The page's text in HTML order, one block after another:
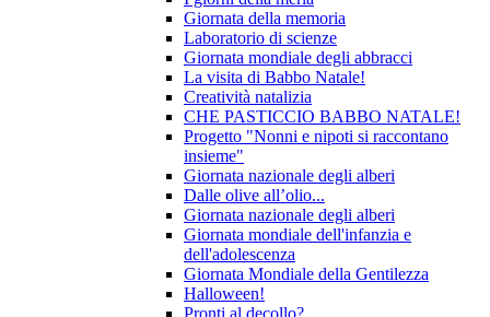
Giornata della memoria
Laboratorio di scienze
Giornata mondiale degli abbracci
La visita di Babbo Natale!
Creatività natalizia
CHE PASTICCIO BABBO NATALE!
Progetto "Nonni e nipoti si raccontano
insieme"
Giornata nazionale degli alberi
Dalle olive all’olio...
Giornata nazionale degli alberi
Giornata mondiale dell'infanzia e
dell'adolescenza
Giornata Mondiale della Gentilezza
Halloween!